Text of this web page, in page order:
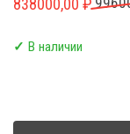
составляла
838000,00 ₽
838000,00 ₽.
✓ В наличии